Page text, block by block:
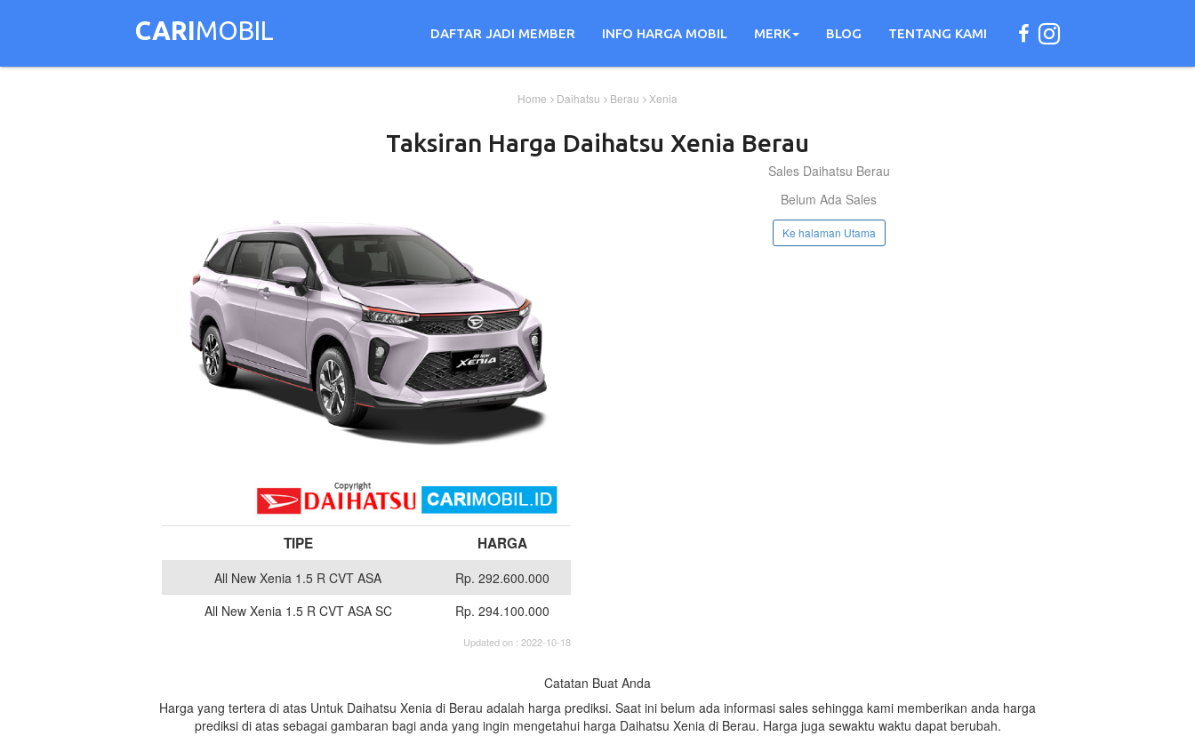
CARIMOBIL DAFTAR JADI MEMBER INFO HARGA MOBIL MERK BLOG TENTANG KAMI
Home Daihatsu Berau Xenia
Taksiran Harga Daihatsu Xenia Berau
TIPE HARGA
All New Xenia 1.5 R CVT ASA
Rp. 292.600.000
All New Xenia 1.5 R CVT ASA SC
Rp. 294.100.000
Updated on : 2022-10-18
Sales Daihatsu Berau
Belum Ada Sales
Ke halaman Utama
Catatan Buat Anda
Harga yang tertera di atas Untuk Daihatsu Xenia di Berau adalah harga prediksi. Saat ini belum ada informasi sales sehingga kami memberikan anda harga
prediksi di atas sebagai gambaran bagi anda yang ingin mengetahui harga Daihatsu Xenia di Berau. Harga juga sewaktu waktu dapat berubah.